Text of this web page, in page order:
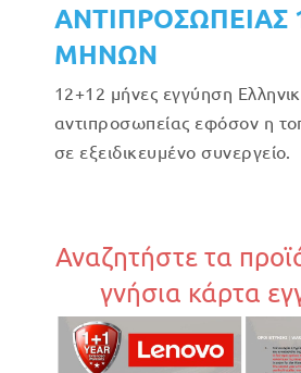
ΑΝΤΙΠΡΟΣΩΠΕΙΑΣ
ΜΗΝΩΝ
12+12 μήνες εγγύηση
αντιπροσωπείας εφόσον η
σε εξειδικευμένο συνεργείο.
Αναζητήστε τα
γνήσια κάρτα